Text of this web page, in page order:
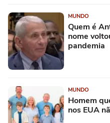
MUNDO
Quem é
nome
pandemia
MUNDO
Homem
nos EUA